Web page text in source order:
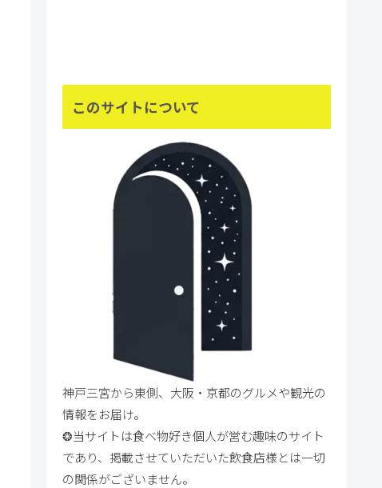
このサイトについて
神戸三宮から東側、大阪・京都のグルメや観光の
情報をお届け。
❂当サイトは食べ物好き個人が営む趣味のサイト
であり、掲載させていただいた飲食店様とは一切
の関係がございません。